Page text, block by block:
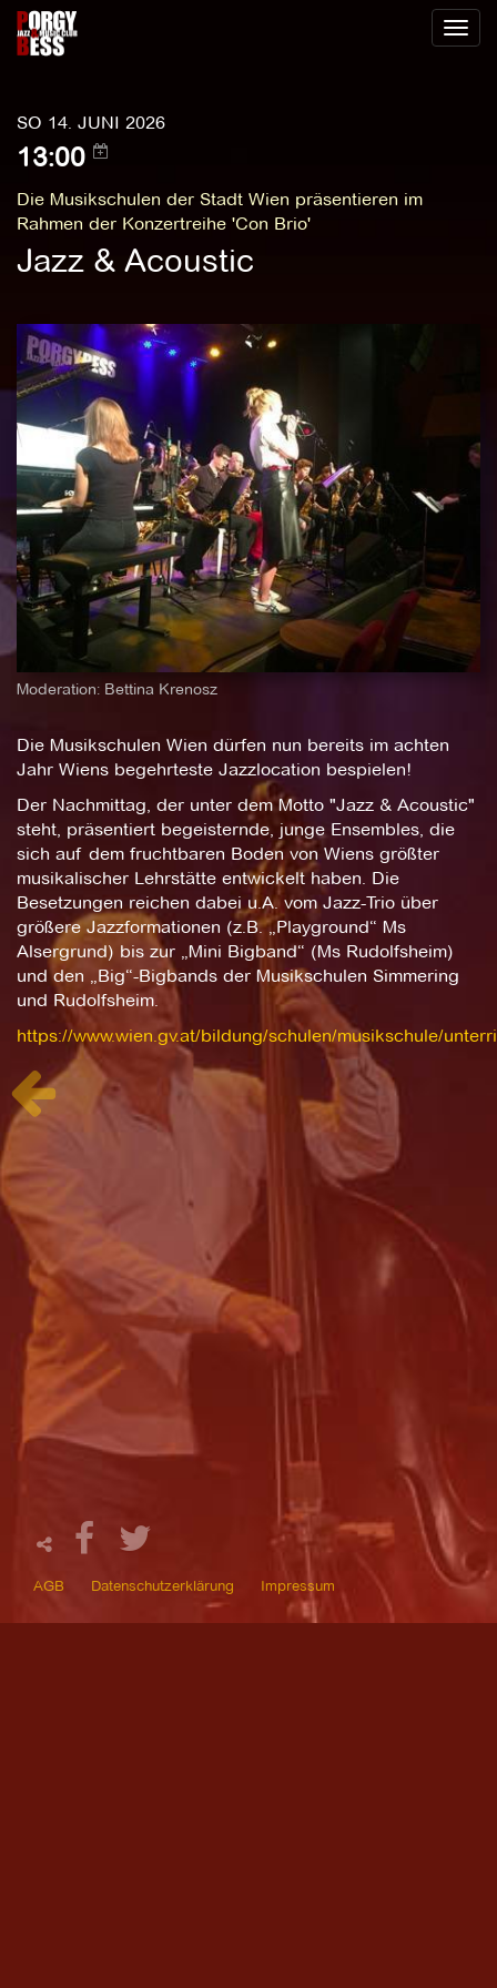
Toggle
SO 14. JUNI 2026
13:00
Die Musikschulen der Stadt Wien präsentieren im
Rahmen der Konzertreihe 'Con Brio'
Jazz & Acoustic
Moderation: Bettina Krenosz
Die Musikschulen Wien dürfen nun bereits im achten
Jahr Wiens begehrteste Jazzlocation bespielen!
Der Nachmittag, der unter dem Motto "Jazz & Acoustic"
steht, präsentiert begeisternde, junge Ensembles, die
sich auf dem fruchtbaren Boden von Wiens größter
musikalischer Lehrstätte entwickelt haben. Die
Besetzungen reichen dabei u.A. vom Jazz-Trio über
größere Jazzformationen (z.B. „Playground“ Ms
Alsergrund) bis zur „Mini Bigband“ (Ms Rudolfsheim)
und den „Big“-Bigbands der Musikschulen Simmering
und Rudolfsheim.
https://www.wien.gv.at/bildung/schulen/musikschule/
AGB Datenschutzerklärung Impressum